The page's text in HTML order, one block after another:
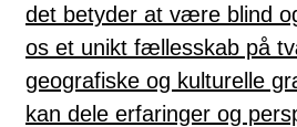
det betyder at være blind
os et unikt fællesskab på
geografiske og kulturelle
kan dele erfaringer og